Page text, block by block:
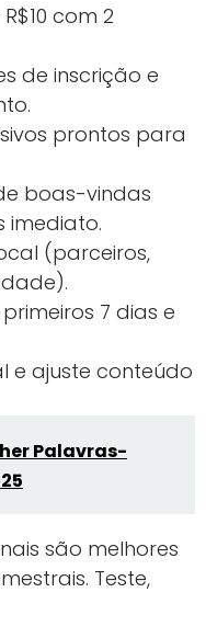
com 2
de inscrição e
prontos para
boas-vindas
imediato.
(parceiros,
7 dias e
e ajuste conteúdo
Palavras-
são melhores
Teste,